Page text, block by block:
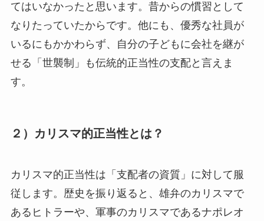
てはいなかったと思います。昔からの慣習として
なりたっていたからです。他にも、優秀な社員が
いるにもかかわらず、自分の子どもに会社を継が
せる「世襲制」も伝統的正当性の支配と言えま
す。
２）カリスマ的正当性とは？
カリスマ的正当性は「支配者の資質」に対して服
従します。歴史を振り返ると、雄弁のカリスマで
あるヒトラーや、軍事のカリスマであるナポレオ